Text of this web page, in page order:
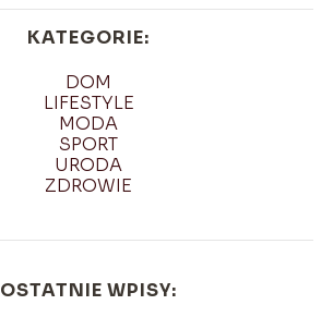
KATEGORIE:
DOM
LIFESTYLE
MODA
SPORT
URODA
ZDROWIE
OSTATNIE WPISY: